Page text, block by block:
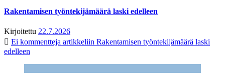
Rakentamisen työntekijämäärä laski edelleen
Kirjoitettu 22.7.2026
Ei kommentteja artikkeliin Rakentamisen työntekijämäärä laski
edelleen